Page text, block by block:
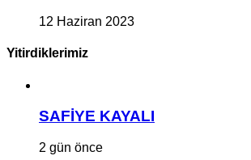
12 Haziran 2023
Yitirdiklerimiz
SAFİYE KAYALI
2 gün önce